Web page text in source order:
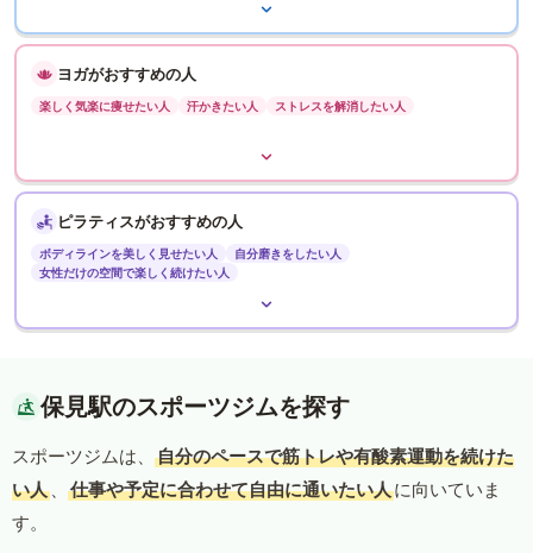
ヨガがおすすめの人
楽しく気楽に痩せたい人 汗かきたい人 ストレスを解消したい人
ピラティスがおすすめの人
ボディラインを美しく見せたい人
自分磨きをしたい人
女性だけの空間で楽しく続けたい人
保見駅のスポーツジムを探す
スポーツジムは、
自分のペースで筋トレや有酸素運動を続けた
い人 、 仕事や予定に合わせて自由に通いたい人に向いていま
す。